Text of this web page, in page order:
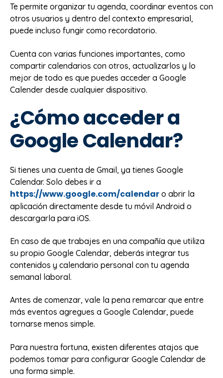
Te permite organizar tu agenda, coordinar eventos con
otros usuarios y dentro del contexto empresarial,
puede incluso fungir como recordatorio.
Cuenta con varias funciones importantes, como
compartir calendarios con otros, actualizarlos y lo
mejor de todo es que puedes acceder a Google
Calender desde cualquier dispositivo.
¿Cómo acceder a
Google Calendar?
Si tienes una cuenta de Gmail, ya tienes Google
Calendar. Solo debes ir a
https://www.google.com/calendar o abrir la
aplicación directamente desde tu móvil Android o
descargarla para iOS.
En caso de que trabajes en una compañía que utiliza
su propio Google Calendar, deberás integrar tus
contenidos y calendario personal con tu agenda
semanal laboral.
Antes de comenzar, vale la pena remarcar que entre
más eventos agregues a Google Calendar, puede
tornarse menos simple.
Para nuestra fortuna, existen diferentes atajos que
podemos tomar para configurar Google Calendar de
una forma simple.